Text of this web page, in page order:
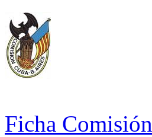
Ficha Comisión